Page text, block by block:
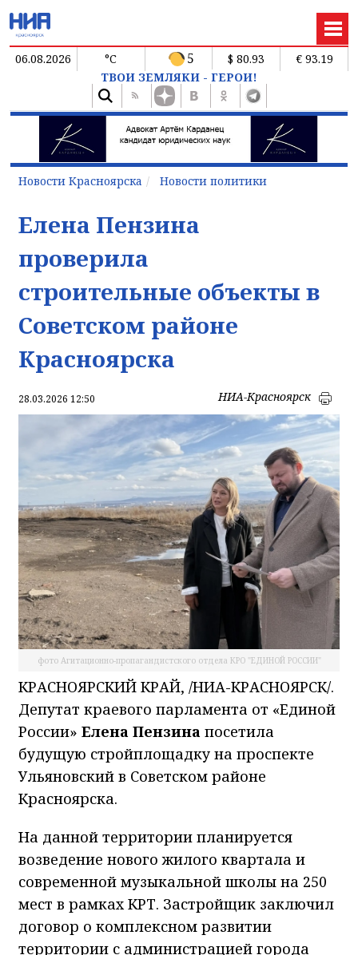
06.08.2026 °C 5 $ 80.93
€ 93.19
ТВОИ ЗЕМЛЯКИ - ГЕРОИ!
Новости Красноярска Новости политики
Елена Пензина
проверила
строительные объекты в
Советском районе
Красноярска
28.03.2026 12:50 НИА-Красноярск
фото Агитационно-пропагандистского отдела КРО "ЕДИНОЙ РОССИИ"
КРАСНОЯРСКИЙ КРАЙ, /НИА-КРАСНОЯРСК/.
Депутат краевого парламента от «Единой
России» Елена Пензина посетила
будущую стройплощадку на проспекте
Ульяновский в Советском районе
Красноярска.
На данной территории планируется
возведение нового жилого квартала и
современной музыкальной школы на 250
мест в рамках КРТ. Застройщик заключил
договор о комплексном развитии
территории с администрацией города